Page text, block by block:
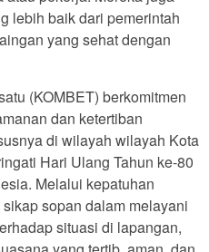
lebih baik dari pemerintah
yang sehat dengan
(KOMBET) berkomitmen
dan ketertiban
di wilayah wilayah Kota
Hari Ulang Tahun ke-80
Melalui kepatuhan
sopan dalam melayani
situasi di lapangan,